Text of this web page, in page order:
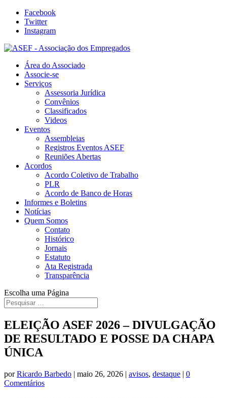
Facebook
Twitter
Instagram
Área do Associado
Associe-se
Serviços
Assessoria Jurídica
Convênios
Classificados
Videos
Eventos
Assembleias
Registros Eventos ASEF
Reuniões Abertas
Acordos
Acordo Coletivo de Trabalho
PLR
Acordo de Banco de Horas
Informes e Boletins
Notícias
Quem Somos
Contato
Histórico
Jornais
Estatuto
Ata Registrada
Transparência
Escolha uma Página
ELEIÇÃO ASEF 2026 – DIVULGAÇÃO
DE RESULTADO E POSSE DA CHAPA
ÚNICA
porRicardo Barbedo | maio 26, 2026 | avisos, destaque | 0
Comentários